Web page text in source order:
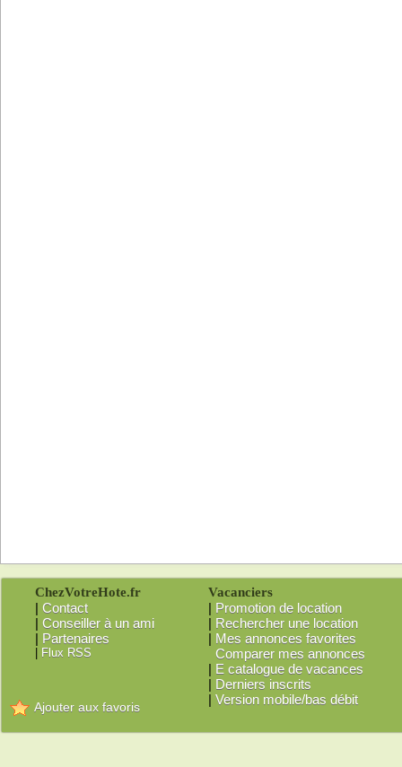
ChezVotreHote.fr
| Contact
| Conseiller à un ami
| Partenaires
Flux RSS
Vacanciers
| Promotion de location
| Rechercher une location
| Mes annonces favorites
Comparer mes annonces
| E catalogue de vacances
| Derniers inscrits
| Version mobile/bas débit
Ajouter aux favoris